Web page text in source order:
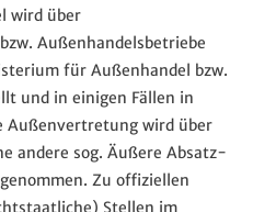
wird über
Außenhandelsbetriebe
für Außenhandel bzw.
und in einigen Fällen in
Außenvertretung wird über
andere sog. Äußere Absatz-
Zu offiziellen
Stellen im